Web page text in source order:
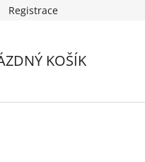
Kontakt
Registrace
KOŠÍK